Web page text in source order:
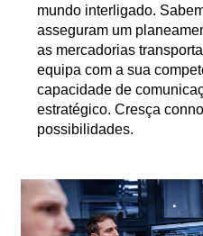
mundo interligado.
asseguram um
as mercadorias
equipa com a sua
capacidade de
estratégico. Cresça
possibilidades.